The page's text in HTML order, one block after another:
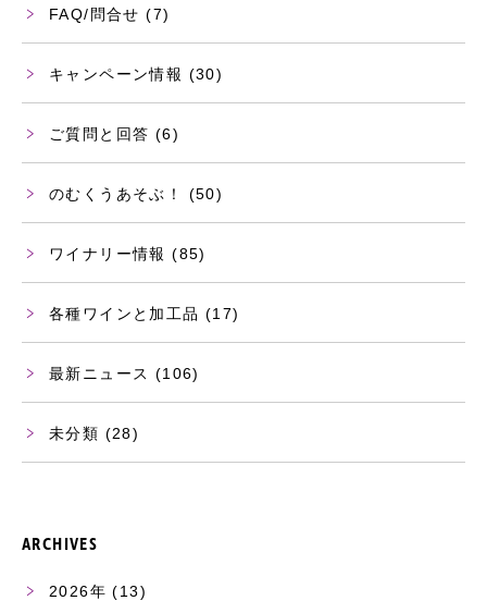
FAQ/問合せ (7)
キャンペーン情報 (30)
ご質問と回答 (6)
のむくうあそぶ！ (50)
ワイナリー情報 (85)
各種ワインと加工品 (17)
最新ニュース (106)
未分類 (28)
ARCHIVES
2026 (13)